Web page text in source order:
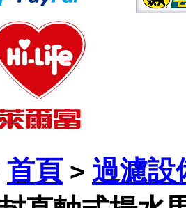
首頁 > 過濾設